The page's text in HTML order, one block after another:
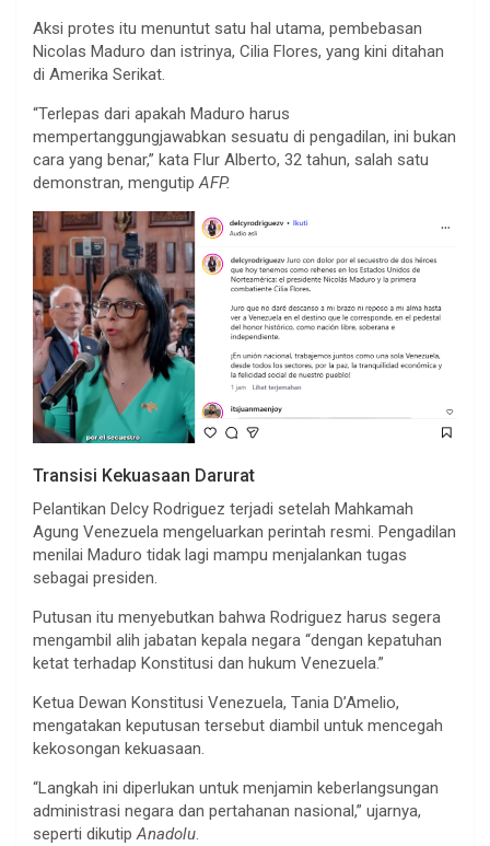
Aksi protes itu menuntut satu hal utama, pembebasan
Nicolas Maduro dan istrinya, Cilia Flores, yang kini ditahan
di Amerika Serikat.
“Terlepas dari apakah Maduro harus
mempertanggungjawabkan sesuatu di pengadilan, ini bukan
cara yang benar,” kata Flur Alberto, 32 tahun, salah satu
demonstran, mengutip AFP.
Transisi Kekuasaan Darurat
Pelantikan Delcy Rodriguez terjadi setelah Mahkamah
Agung Venezuela mengeluarkan perintah resmi. Pengadilan
menilai Maduro tidak lagi mampu menjalankan tugas
sebagai presiden.
Putusan itu menyebutkan bahwa Rodriguez harus segera
mengambil alih jabatan kepala negara “dengan kepatuhan
ketat terhadap Konstitusi dan hukum Venezuela.”
Ketua Dewan Konstitusi Venezuela, Tania D’Amelio,
mengatakan keputusan tersebut diambil untuk mencegah
kekosongan kekuasaan.
“Langkah ini diperlukan untuk menjamin keberlangsungan
administrasi negara dan pertahanan nasional,” ujarnya,
seperti dikutipAnadolu.